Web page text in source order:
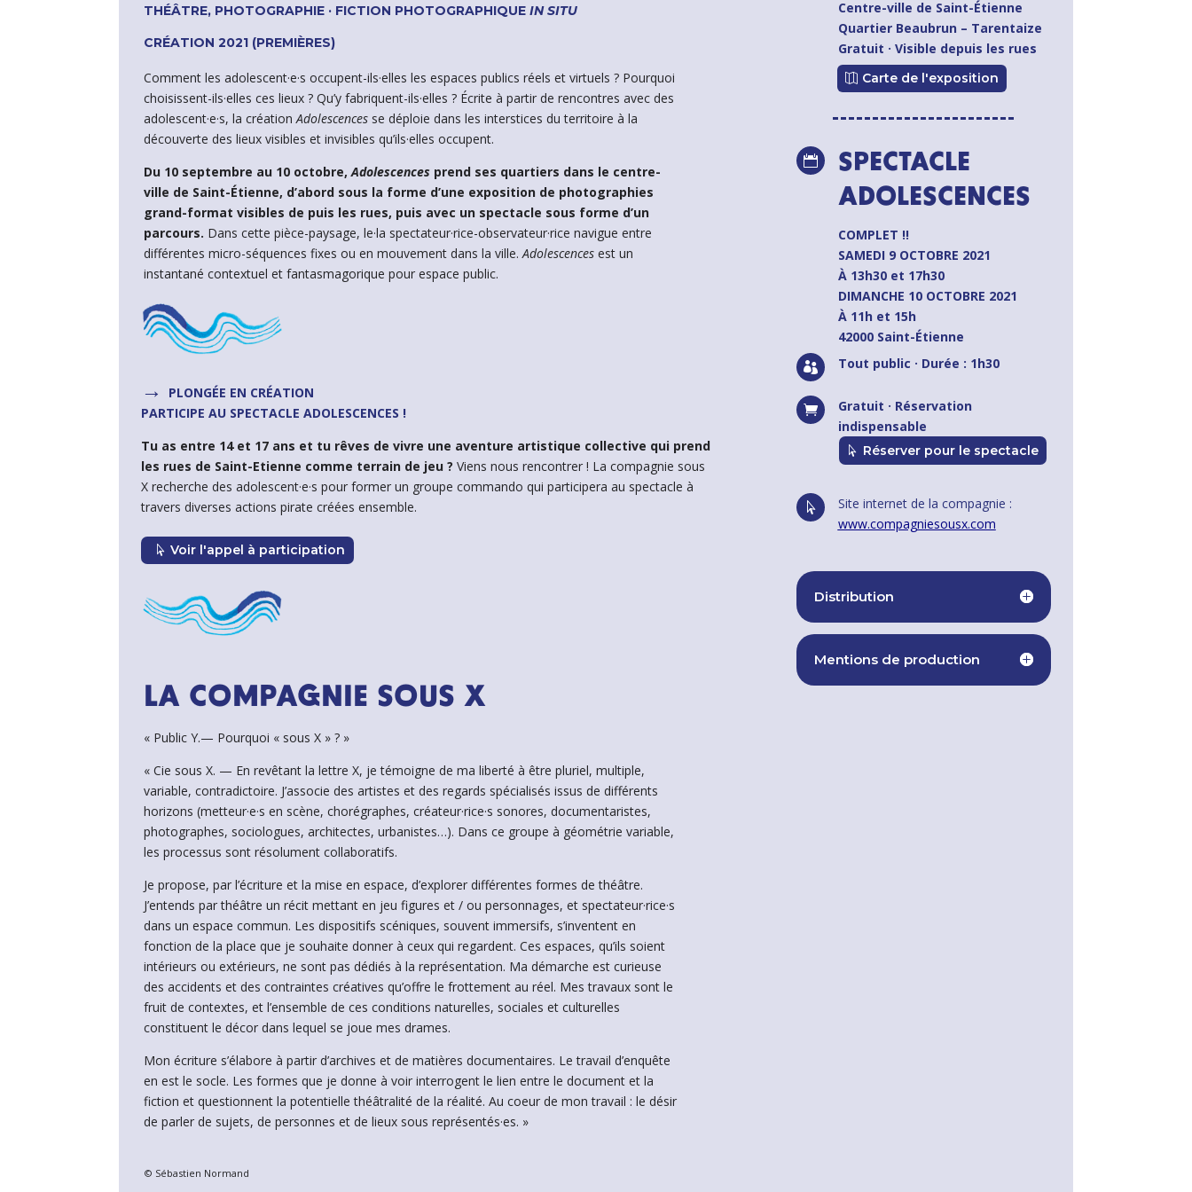
THÉÂTRE, PHOTOGRAPHIE · FICTION PHOTOGRAPHIQUEIN SITU
CRÉATION 2021 (PREMIÈRES)
Comment les adolescent·e·s occupent-ils·elles les espaces publics réels et virtuels ? Pourquoi
choisissent-ils·elles ces lieux ? Qu’y fabriquent-ils·elles ? Écrite à partir de rencontres avec des
adolescent·e·s, la créationAdolescences se déploie dans les interstices du territoire à la
découverte des lieux visibles et invisibles qu’ils·elles occupent.
Du 10 septembre au 10 octobre,Adolescences prend ses quartiers dans le centre-
ville de Saint-Étienne, d’abord sous la forme d’une exposition de photographies
grand-format visibles de puis les rues, puis avec un spectacle sous forme d’un
parcours. Dans cette pièce-paysage, le·la spectateur·rice-observateur·rice navigue entre
différentes micro-séquences fixes ou en mouvement dans la ville.Adolescences est un
instantané contextuel et fantasmagorique pour espace public.
→
PLONGÉE EN CRÉATION
PARTICIPE AU SPECTACLE ADOLESCENCES !
Tu as entre 14 et 17 ans et tu rêves de vivre une aventure artistique collective qui prend
les rues de Saint-Etienne comme terrain de jeu ? Viens nous rencontrer ! La compagnie sous
X recherche des adolescent·e·s pour former un groupe commando qui participera au spectacle à
travers diverses actions pirate créées ensemble.
Voir l'appel à participation
LA COMPAGNIE SOUS X
« Public Y.— Pourquoi « sous X » ? »
« Cie sous X. — En revêtant la lettre X, je témoigne de ma liberté à être pluriel, multiple,
variable, contradictoire. J’associe des artistes et des regards spécialisés issus de différents
horizons (metteur·e·s en scène, chorégraphes, créateur·rice·s sonores, documentaristes,
photographes, sociologues, architectes, urbanistes…). Dans ce groupe à géométrie variable,
les processus sont résolument collaboratifs.
Je propose, par l’écriture et la mise en espace, d’explorer différentes formes de théâtre.
J’entends par théâtre un récit mettant en jeu figures et / ou personnages, et spectateur·rice·s
dans un espace commun. Les dispositifs scéniques, souvent immersifs, s’inventent en
fonction de la place que je souhaite donner à ceux qui regardent. Ces espaces, qu’ils soient
intérieurs ou extérieurs, ne sont pas dédiés à la représentation. Ma démarche est curieuse
des accidents et des contraintes créatives qu’offre le frottement au réel. Mes travaux sont le
fruit de contextes, et l’ensemble de ces conditions naturelles, sociales et culturelles
constituent le décor dans lequel se joue mes drames.
Mon écriture s’élabore à partir d’archives et de matières documentaires. Le travail d’enquête
en est le socle. Les formes que je donne à voir interrogent le lien entre le document et la
fiction et questionnent la potentielle théâtralité de la réalité. Au coeur de mon travail : le désir
de parler de sujets, de personnes et de lieux sous représentés·es. »
© Sébastien Normand
Centre-ville de Saint-Étienne
Quartier Beaubrun – Tarentaize
Gratuit · Visible depuis les rues
Carte de l'exposition

SPECTACLE
ADOLESCENCES
COMPLET !!
SAMEDI 9 OCTOBRE 2021
À 13h30 et 17h30
DIMANCHE 10 OCTOBRE 2021
À 11h et 15h
42000 Saint-Étienne
 Tout public · Durée : 1h30

Gratuit · Réservation
indispensable
Réserver pour le spectacle

Site internet de la compagnie :
www.compagniesousx.com
Distribution
Mentions de production